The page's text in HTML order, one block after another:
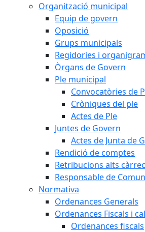
Organització municipal
Equip de govern
Oposició
Grups municipals
Regidories i
Òrgans de Govern
Ple municipal
Convocatòries de
Cròniques del ple
Actes de Ple
Juntes de Govern
Actes de Junta de
Rendició de comptes
Retribucions alts
Responsable de
Normativa
Ordenances Generals
Ordenances Fiscals i
Ordenances fiscals